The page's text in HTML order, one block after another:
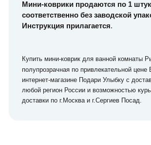
Мини-коврики продаются по 1
соответственно без заводской
Инструкция прилагается.
Купить мини-коврик для ванной комнаты
полупрозрачная по привлекательной
интернет-магазине Подари Улыбку с
любой регион России и возможностью
доставки по г.Москва и г.Сергиев Посад.